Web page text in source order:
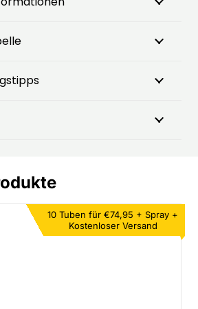
10 Tuben für €74,95 + Spray +
Kostenloser Versand